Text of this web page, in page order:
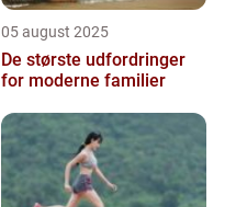
05 august 2025
De største udfordringer
for moderne familier